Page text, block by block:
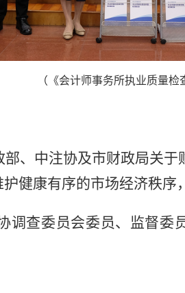
（《会计师事务所执业质量检
、中注协及市财政局关
健康有序的市场经济秩序
调查委员会委员、监督委